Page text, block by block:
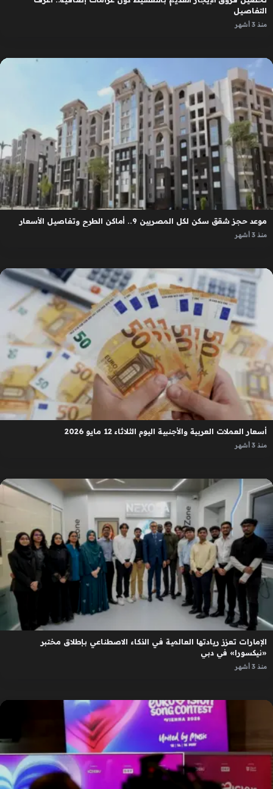
التفاصيل
منذ 3 أشهر
موعد حجز شقق سكن لكل المصريين 9.. أماكن الطرح وتفاصيل الأسعار
منذ 3 أشهر
أسعار العملات العربية والأجنبية اليوم الثلاثاء 12 مايو 2026
منذ 3 أشهر
الإمارات تعزز ريادتها العالمية في الذكاء الاصطناعي بإطلاق مختبر
«نيكسورا» في دبي
منذ 3 أشهر